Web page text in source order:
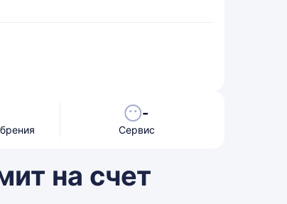
-
Сервис
на счет